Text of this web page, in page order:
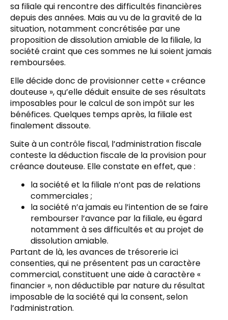
sa filiale qui rencontre des difficultés financières
depuis des années. Mais au vu de la gravité de la
situation, notamment concrétisée par une
proposition de dissolution amiable de la filiale, la
société craint que ces sommes ne lui soient jamais
remboursées.
Elle décide donc de provisionner cette « créance
douteuse », qu’elle déduit ensuite de ses résultats
imposables pour le calcul de son impôt sur les
bénéfices. Quelques temps après, la filiale est
finalement dissoute.
Suite à un contrôle fiscal, l’administration fiscale
conteste la déduction fiscale de la provision pour
créance douteuse. Elle constate en effet, que :
la société et la filiale n’ont pas de relations
commerciales ;
la société n’a jamais eu l’intention de se faire
rembourser l’avance par la filiale, eu égard
notamment à ses difficultés et au projet de
dissolution amiable.
Partant de là, les avances de trésorerie ici
consenties, qui ne présentent pas un caractère
commercial, constituent une aide à caractère «
financier », non déductible par nature du résultat
imposable de la société qui la consent, selon
l’administration.